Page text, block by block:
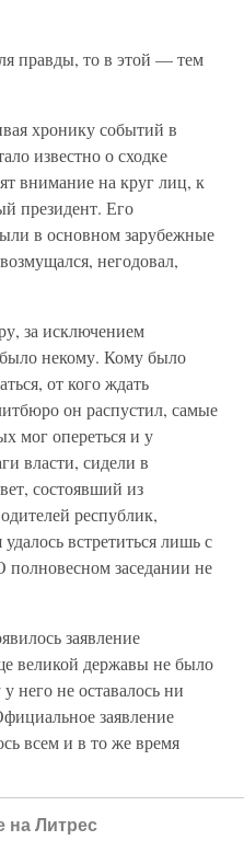
правды, то в этой — тем
хронику событий в
известно о сходке
внимание на круг лиц, к
президент. Его
в основном зарубежные
негодовал,
за исключением
некому. Кому было
от кого ждать
он распустил, самые
мог опереться и у
власти, сидели в
состоявший из
республик,
встретиться лишь с
заседании не
заявление
великой державы не было
него не оставалось ни
заявление
всем и в то же время
беловежских
на Литрес